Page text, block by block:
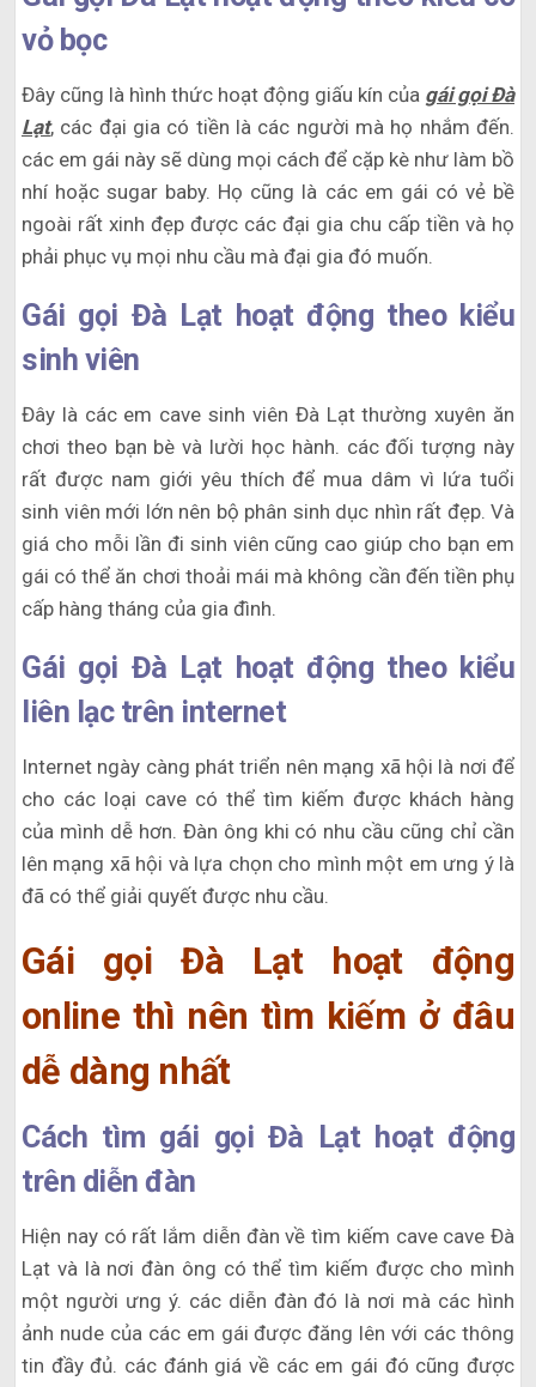
vỏ bọc
Đây cũng là hình thức hoạt động giấu kín của gái gọi Đà
Lạt, các đại gia có tiền là các người mà họ nhắm đến.
các em gái này sẽ dùng mọi cách để cặp kè như làm bồ
nhí hoặc sugar baby. Họ cũng là các em gái có vẻ bề
ngoài rất xinh đẹp được các đại gia chu cấp tiền và họ
phải phục vụ mọi nhu cầu mà đại gia đó muốn.
Gái gọi Đà Lạt hoạt động theo kiểu
sinh viên
Đây là các em cave sinh viên Đà Lạt thường xuyên ăn
chơi theo bạn bè và lười học hành. các đối tượng này
rất được nam giới yêu thích để mua dâm vì lứa tuổi
sinh viên mới lớn nên bộ phân sinh dục nhìn rất đẹp. Và
giá cho mỗi lần đi sinh viên cũng cao giúp cho bạn em
gái có thể ăn chơi thoải mái mà không cần đến tiền phụ
cấp hàng tháng của gia đình.
Gái gọi Đà Lạt hoạt động theo kiểu
liên lạc trên internet
Internet ngày càng phát triển nên mạng xã hội là nơi để
cho các loại cave có thể tìm kiếm được khách hàng
của mình dễ hơn. Đàn ông khi có nhu cầu cũng chỉ cần
lên mạng xã hội và lựa chọn cho mình một em ưng ý là
đã có thể giải quyết được nhu cầu.
Gái gọi Đà Lạt hoạt động
online thì nên tìm kiếm ở đâu
dễ dàng nhất
Cách tìm gái gọi Đà Lạt hoạt động
trên diễn đàn
Hiện nay có rất lắm diễn đàn về tìm kiếm cave cave Đà
Lạt và là nơi đàn ông có thể tìm kiếm được cho mình
một người ưng ý. các diễn đàn đó là nơi mà các hình
ảnh nude của các em gái được đăng lên với các thông
tin đầy đủ. các đánh giá về các em gái đó cũng được